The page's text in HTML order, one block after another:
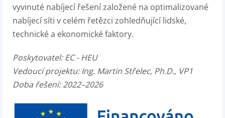
vyvinuté nabíjecí řešení založené na optimalizované
nabíjecí síti v celém řetězci zohledňující lidské,
technické a ekonomické faktory.
Poskytovatel:EC - HEU
Vedoucí projektu:Ing. Martin Střelec, Ph.D., VP1
Doba řešení: 2022–2026